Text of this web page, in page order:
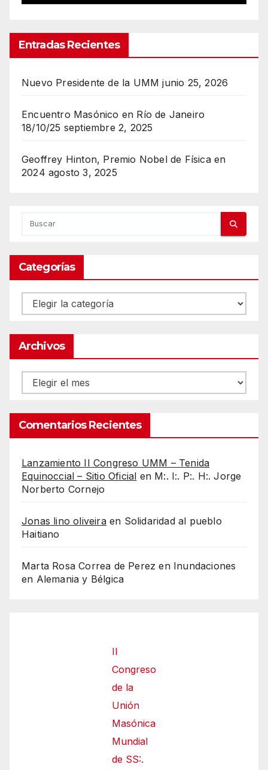
Entradas Recientes
Nuevo Presidente de la UMM junio 25, 2026
Encuentro Masónico en Río de Janeiro
18/10/25 septiembre 2, 2025
Geoffrey Hinton, Premio Nobel de Física en
2024 agosto 3, 2025
Categorías
Categorías
Archivos
Archivos
Comentarios Recientes
Lanzamiento II Congreso UMM – Tenida
Equinoccial – Sitio Oficial en M:. I:. P:. H:. Jorge
Norberto Cornejo
Jonas lino oliveiraen Solidaridad al pueblo
Haitiano
Marta Rosa Correa de Perez en Inundaciones
en Alemania y Bélgica
II
Congreso
de la
Unión
Masónica
Mundial
de SS:.